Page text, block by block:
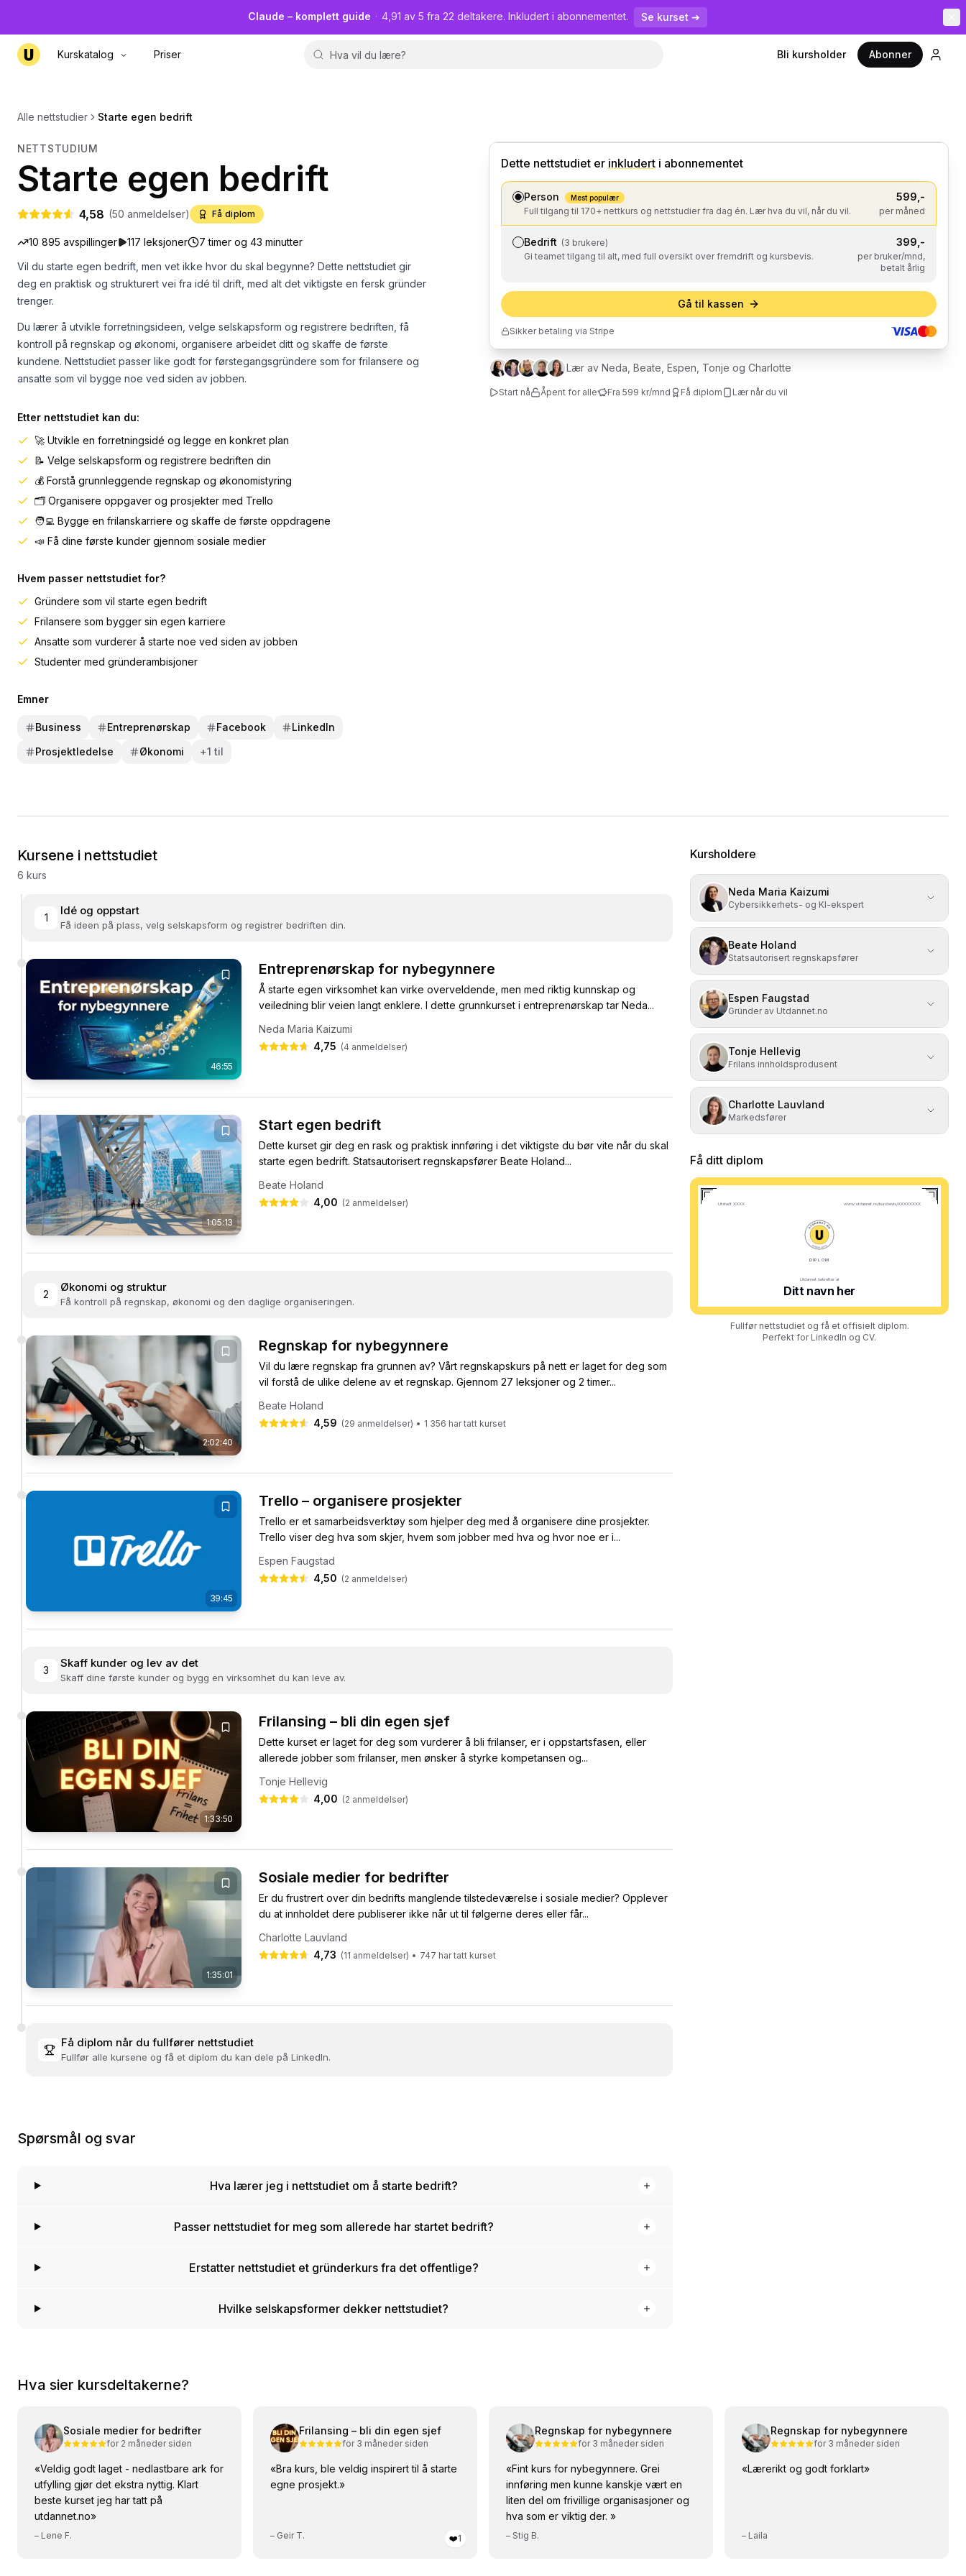
Claude – komplett guide · 4,91 av 5 fra 22 deltakere. Inkludert i abonnementet. Se kurset ➔
Kurskatalog Priser Bli kursholder Abonner
Alle nettstudier Starte egen bedrift
NETTSTUDIUM
Starte egen bedrift
4,58 (50 anmeldelser) Få diplom
10 895 avspillinger 117 leksjoner
7 timer og 43 minutter
Vil du starte egen bedrift, men vet ikke hvor du skal begynne? Dette nettstudiet gir
deg en praktisk og strukturert vei fra idé til drift, med alt det viktigste en fersk gründer
trenger.
Du lærer å utvikle forretningsideen, velge selskapsform og registrere bedriften, få
kontroll på regnskap og økonomi, organisere arbeidet ditt og skaffe de første
kundene. Nettstudiet passer like godt for førstegangsgründere som for frilansere og
ansatte som vil bygge noe ved siden av jobben.
Etter nettstudiet kan du:
🚀 Utvikle en forretningsidé og legge en konkret plan
📝 Velge selskapsform og registrere bedriften din
💰 Forstå grunnleggende regnskap og økonomistyring
🗂️ Organisere oppgaver og prosjekter med Trello
🧑‍💻 Bygge en frilanskarriere og skaffe de første oppdragene
📣 Få dine første kunder gjennom sosiale medier
Hvem passer nettstudiet for?
Gründere som vil starte egen bedrift
Frilansere som bygger sin egen karriere
Ansatte som vurderer å starte noe ved siden av jobben
Studenter med gründerambisjoner
Emner
Business Entreprenørskap Facebook
LinkedIn
Prosjektledelse
Økonomi +1 til
Dette nettstudiet er inkludert i abonnementet
Person Mest populær
Full tilgang til 170+ nettkurs og nettstudier fra dag én. Lær hva du vil, når du vil.
599 ,-
per måned
Bedrift (3 brukere)
Gi teamet tilgang til alt, med full oversikt over fremdrift og kursbevis.
399 ,-
per bruker/mnd,
betalt årlig
Gå til kassen
Sikker betaling via Stripe
Lær av Neda, Beate, Espen, Tonje og Charlotte
Start nå Åpent for alle Fra 599 kr/mnd Få diplom Lær når du vil
Kursene i nettstudiet
6 kurs
1
Idé og oppstart
Få ideen på plass, velg selskapsform og registrer bedriften din.
46:55
Entreprenørskap for nybegynnere
Å starte egen virksomhet kan virke overveldende, men med riktig kunnskap og
veiledning blir veien langt enklere. I dette grunnkurset i entreprenørskap tar Neda...
Neda Maria Kaizumi
4,75 (4 anmeldelser)
1:05:13
Start egen bedrift
Dette kurset gir deg en rask og praktisk innføring i det viktigste du bør vite når du skal
starte egen bedrift. Statsautorisert regnskapsfører Beate Holand...
Beate Holand
4,00 (2 anmeldelser)
2
Økonomi og struktur
Få kontroll på regnskap, økonomi og den daglige organiseringen.
2:02:40
Regnskap for nybegynnere
Vil du lære regnskap fra grunnen av? Vårt regnskapskurs på nett er laget for deg som
vil forstå de ulike delene av et regnskap. Gjennom 27 leksjoner og 2 timer...
Beate Holand
4,59 (29 anmeldelser) • 1 356 har tatt kurset
39:45
Trello – organisere prosjekter
Trello er et samarbeidsverktøy som hjelper deg med å organisere dine prosjekter.
Trello viser deg hva som skjer, hvem som jobber med hva og hvor noe er i...
Espen Faugstad
4,50 (2 anmeldelser)
3
Skaff kunder og lev av det
Skaff dine første kunder og bygg en virksomhet du kan leve av.
1:33:50
Frilansing – bli din egen sjef
Dette kurset er laget for deg som vurderer å bli frilanser, er i oppstartsfasen, eller
allerede jobber som frilanser, men ønsker å styrke kompetansen og...
Tonje Hellevig
4,00 (2 anmeldelser)
1:35:01
Sosiale medier for bedrifter
Er du frustrert over din bedrifts manglende tilstedeværelse i sosiale medier? Opplever
du at innholdet dere publiserer ikke når ut til følgerne deres eller får...
Charlotte Lauvland
4,73 (11 anmeldelser) • 747 har tatt kurset
Få diplom når du fullfører nettstudiet
Fullfør alle kursene og få et diplom du kan dele på LinkedIn.
Spørsmål og svar
Hva lærer jeg i nettstudiet om å starte bedrift?
Passer nettstudiet for meg som allerede har startet bedrift?
Erstatter nettstudiet et gründerkurs fra det offentlige?
Hvilke selskapsformer dekker nettstudiet?
Kursholdere
Neda Maria Kaizumi
Cybersikkerhets- og KI-ekspert
Beate Holand
Statsautorisert regnskapsfører
Espen Faugstad
Gründer av Utdannet.no
Tonje Hellevig
Frilans innholdsprodusent
Charlotte Lauvland
Markedsfører
Få ditt diplom
Fullfør nettstudiet og få et offisielt diplom.
Perfekt for LinkedIn og CV.
Hva sier kursdeltakerne?
Sosiale medier for bedrifter
for 2 måneder siden
«Veldig godt laget - nedlastbare ark for
utfylling gjør det ekstra nyttig. Klart
beste kurset jeg har tatt på
utdannet.no»
– Lene F.
Frilansing – bli din egen sjef
for 3 måneder siden
«Bra kurs, ble veldig inspirert til å starte
egne prosjekt.»
– Geir T. ❤️1
Regnskap for nybegynnere
for 3 måneder siden
«Fint kurs for nybegynnere. Grei
innføring men kunne kanskje vært en
liten del om frivillige organisasjoner og
hva som er viktig der. »
– Stig B.
Regnskap for nybegynnere
for 3 måneder siden
«Lærerikt og godt forklart»
– Laila